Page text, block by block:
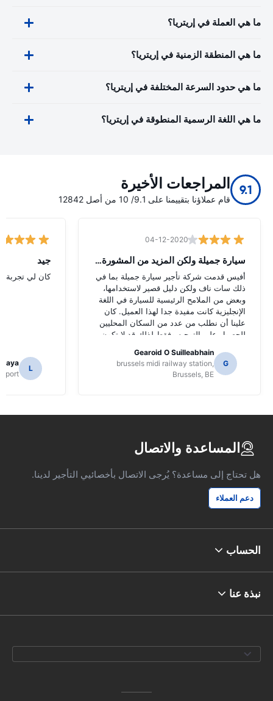
ما هي العملة في إريتريا؟
ما هي المنطقة الزمنية في إريتريا؟
ما هي حدود السرعة المختلفة في إريتريا؟
ما هي اللغة الرسمية المنطوقة في إريتريا؟
9.1 المراجعات الأخيرة
قام عملاؤنا بتقييمنا على 9.1/ 10 من أصل 12842
04-12-2020
سيارة جميلة ولكن المزيد من المشورة الل
أفيس قدمت شركة تأجير سيارة جميلة بما في
ذلك سات ناف ولكن دليل قصير لاستخدامها،
وبعض من الملامح الرئيسية للسيارة في اللغة
الإنجليزية كانت مفيدة جدا لهذا العميل. كان
علينا أن نطلب من عدد من السكان المحليين
للحصول على التوجيه وفقط لذلك قد لا تكون
G
Gearoid O Suilleabhain
brussels midi railway station,
Brussels, BE
جيد
كان لي تجربة
L
المساعدة والاتصال
هل تحتاج إلى مساعدة؟ يُرجى الاتصال بأخصائيي التأجير لدينا.
دعم العملاء
الحساب
نبذة عنا